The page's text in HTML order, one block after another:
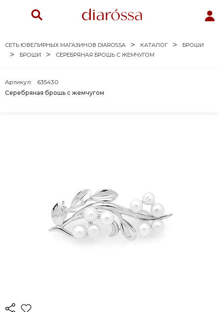
СЕТЬ ЮВЕЛИРНЫХ МАГАЗИНОВ DIAROSSA КАТАЛОГ
БРОШИ
БРОШИ
СЕРЕБРЯНАЯ БРОШЬ С ЖЕМЧУГОМ
Серебряная брошь с жемчугом
Артикул: 635430